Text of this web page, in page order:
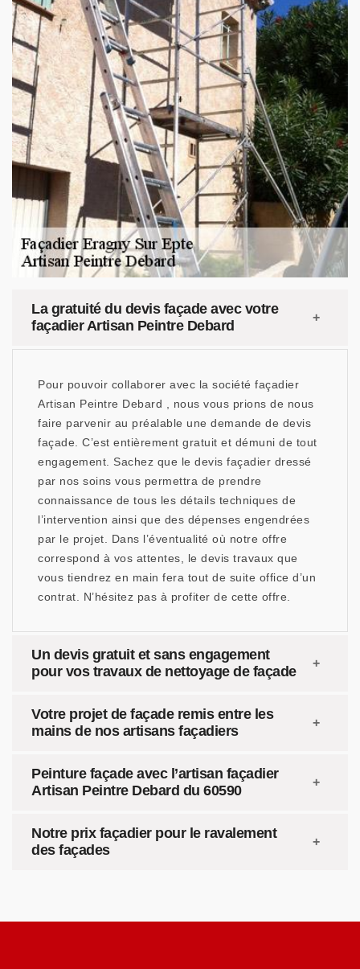
La gratuité du devis façade avec votre
façadier Artisan Peintre Debard
Pour pouvoir collaborer avec la société façadier
Artisan Peintre Debard , nous vous prions de nous
faire parvenir au préalable une demande de devis
façade. C’est entièrement gratuit et démuni de tout
engagement. Sachez que le devis façadier dressé
par nos soins vous permettra de prendre
connaissance de tous les détails techniques de
l’intervention ainsi que des dépenses engendrées
par le projet. Dans l’éventualité où notre offre
correspond à vos attentes, le devis travaux que
vous tiendrez en main fera tout de suite office d’un
contrat. N’hésitez pas à profiter de cette offre.
Un devis gratuit et sans engagement
pour vos travaux de nettoyage de façade
Votre projet de façade remis entre les
mains de nos artisans façadiers
Peinture façade avec l’artisan façadier
Artisan Peintre Debard du 60590
Notre prix façadier pour le ravalement
des façades